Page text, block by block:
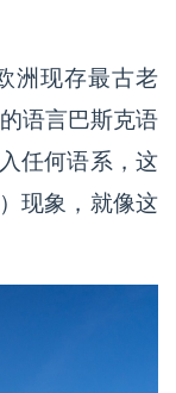
洲现存最古老
语言巴斯克语
任何语系，这
现象，就像这